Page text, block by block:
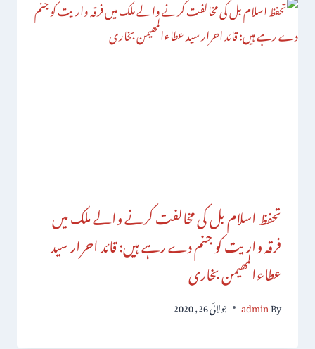
تحفظ اسلام بل کی مخالفت کرنے والے ملک میں
فرقہ واریت کو جنم دے رہے ہیں: قائد احرار سید
عطاءالمھیمن بخاری
By
admin جولائی 26, 2020